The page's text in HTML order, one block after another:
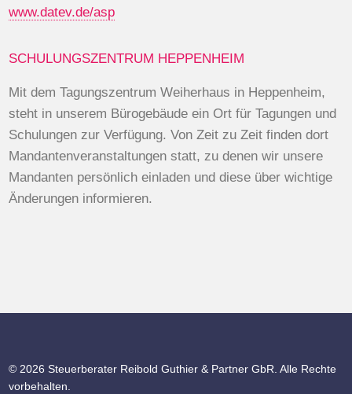
www.datev.de/asp
SCHULUNGSZENTRUM HEPPENHEIM
Mit dem Tagungszentrum Weiherhaus in Heppenheim,
steht in unserem Bürogebäude ein Ort für Tagungen und
Schulungen zur Verfügung. Von Zeit zu Zeit finden dort
Mandantenveranstaltungen statt, zu denen wir unsere
Mandanten persönlich einladen und diese über wichtige
Änderungen informieren.
© 2026 Steuerberater Reibold Guthier & Partner GbR. Alle Rechte
vorbehalten.